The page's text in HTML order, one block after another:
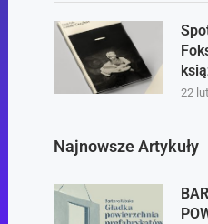
22
Najnowsze Artykuły